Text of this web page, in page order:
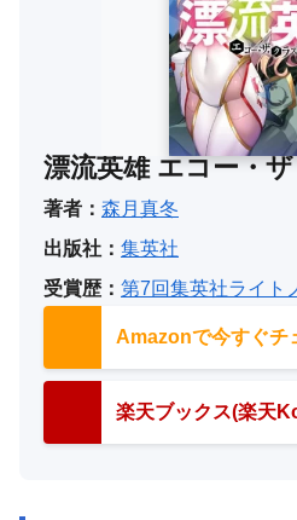
漂流英雄 エコー・
著者： 森月真冬
出版社： 集英社
受賞歴： 第7回集英社ライト
Amazonで今すぐチ
楽天ブックス(楽天